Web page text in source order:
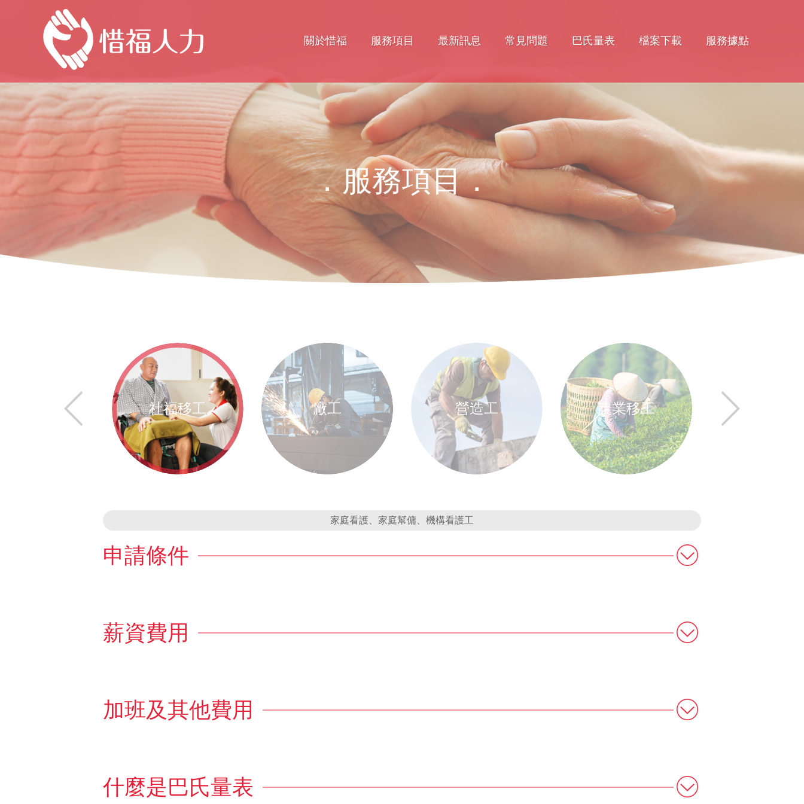
關於惜福 服務項目 最新訊息 常見問題 巴氏量表 檔案下載 服務據點
．服務項目．
社福移工 廠工 營造工 農業移工
家庭看護、家庭幫傭、機構看護工
申請條件
薪資費用
加班及其他費用
什麼是巴氏量表